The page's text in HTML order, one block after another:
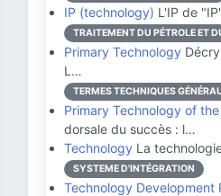
IP (technology) L'IP de
TRAITEMENT DU PÉTROLE ET
Primary Technology
L…
TERMES TECHNIQUES
Primary Technology of
dorsale du succès : l…
Technology La
SYSTEME D'INTÉGRATION
Technology Development